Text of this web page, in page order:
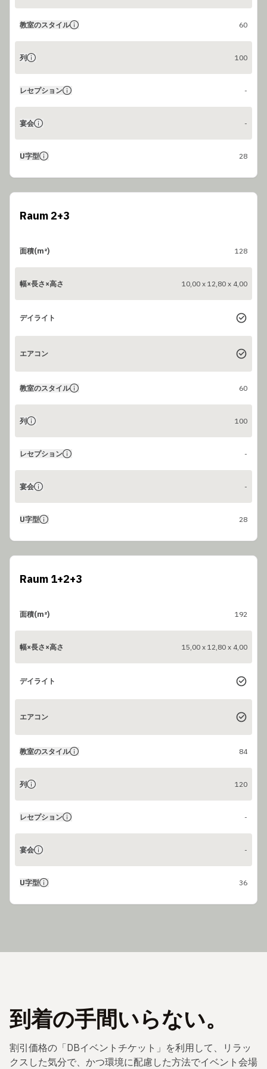
教室のスタイル 60
列 100
レセプション -
宴会 -
U字型 28
Raum 2+3
面積(m²) 128
幅×長さ×高さ 10,00 x 12,80 x 4,00
デイライト
エアコン
教室のスタイル 60
列 100
レセプション -
宴会 -
U字型 28
Raum 1+2+3
面積(m²) 192
幅×長さ×高さ 15,00 x 12,80 x 4,00
デイライト
エアコン
教室のスタイル 84
列 120
レセプション -
宴会 -
U字型 36
到着の手間いらない。
割引価格の「DBイベントチケット」を利用して、リラッ
クスした気分で、かつ環境に配慮した方法でイベント会場